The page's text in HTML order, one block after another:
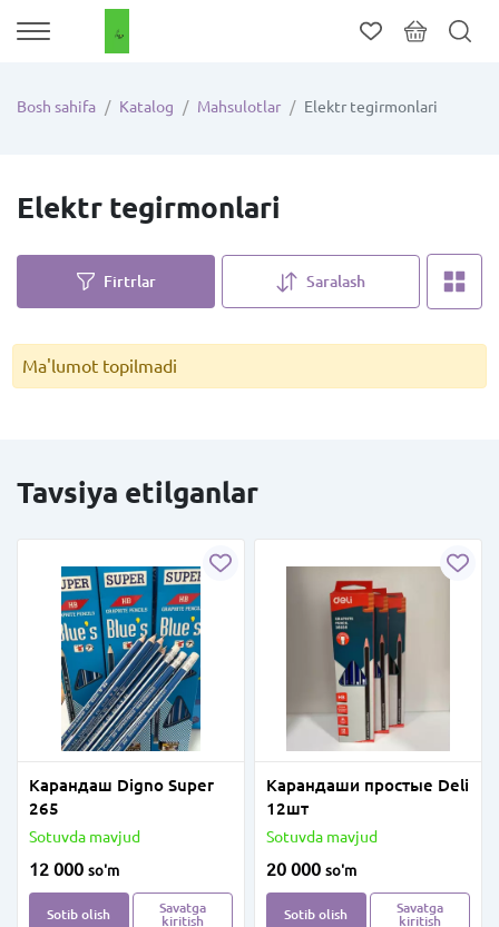
Bosh sahifa Katalog Mahsulotlar Elektr tegirmonlari
Elektr tegirmonlari
Firtrlar Saralash
Ma'lumot topilmadi
Tavsiya etilganlar
Карандаш Digno Super
265
Sotuvda mavjud
12 000 so'm
Sotib olish
Savatga
kiritish
Карандаши простые Deli
12шт
Sotuvda mavjud
20 000 so'm
Sotib olish
Savatga
kiritish